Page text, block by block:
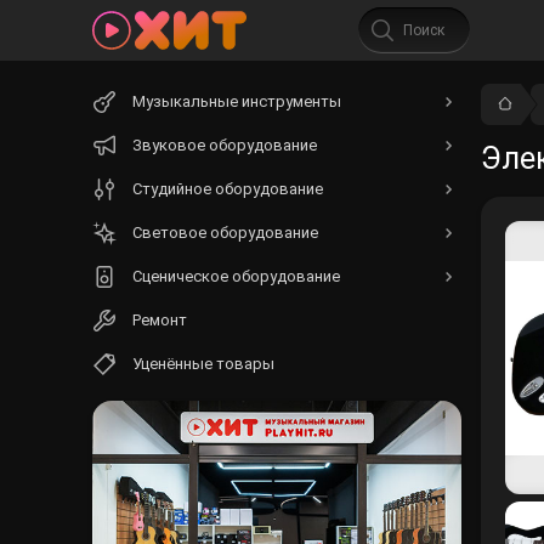
Музыкальные инструменты
Звуковое оборудование
Студийное оборудование
Световое оборудование
Сценическое оборудование
Ремонт
Уценённые товары